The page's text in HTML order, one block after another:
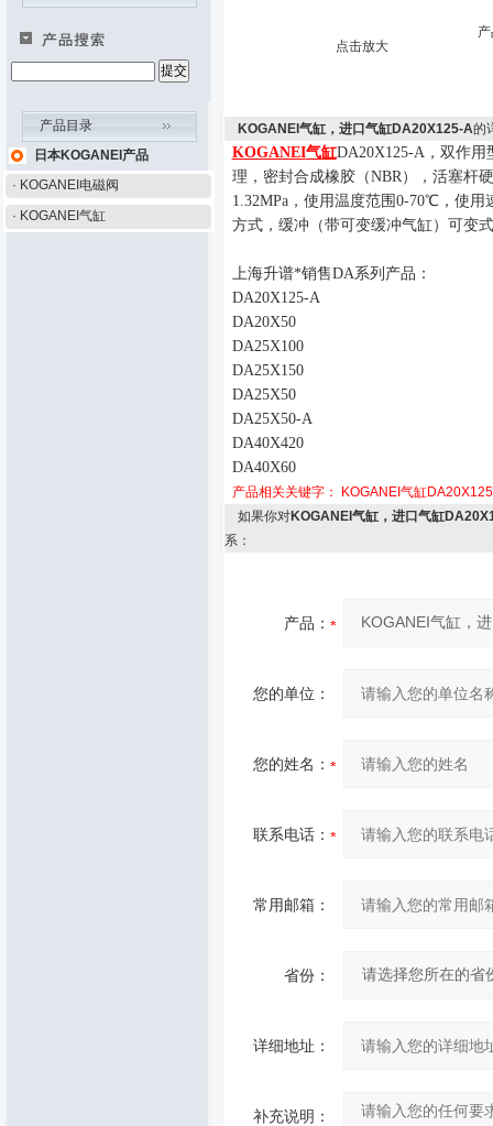
产品目录
日本KOGANEI产品
· KOGANEI电磁阀
· KOGANEI气缸
点击放大
KOGANEI气缸，进口气缸DA20X125-A的
KOGANEI气缸DA20X125-A，双作用
理 ， 密封合成橡胶（NBR），活塞杆硬
1.32MPa，使用温度范围 0-70℃，使用
方式，缓冲（带可变缓冲气缸）可变
上海升谱*销售DA系列产品：
DA20X125-A
DA20X50
DA25X100
DA25X150
DA25X50
DA25X50-A
DA40X420
DA40X60
产品相关关键字：
KOGANEI气缸
如果你对KOGANEI气缸，进口气缸
系：
产品：
您的单位：
您的姓名：
联系电话：
常用邮箱：
省份：
详细地址：
补充说明：